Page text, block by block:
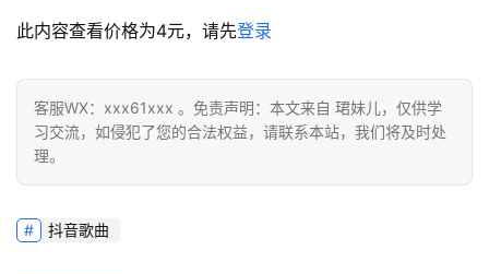
此内容查看价格为4元，请先登录
客服WX：xxx61xxx 。免责声明：本文来自 珺妹儿，仅供学
习交流，如侵犯了您的合法权益，请联系本站，我们将及时处
理。
抖音歌曲